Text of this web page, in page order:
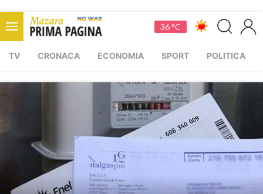
36 °C
TV CRONACA ECONOMIA SPORT POLITICA